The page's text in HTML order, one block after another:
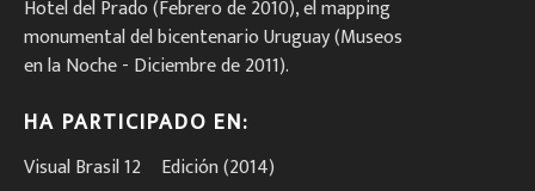
Hotel del Prado (Febrero de 2010), el mapping
monumental del bicentenario Uruguay (Museos
en la Noche - Diciembre de 2011).
HA PARTICIPADO EN:
Visual Brasil 12º Edición (2014)